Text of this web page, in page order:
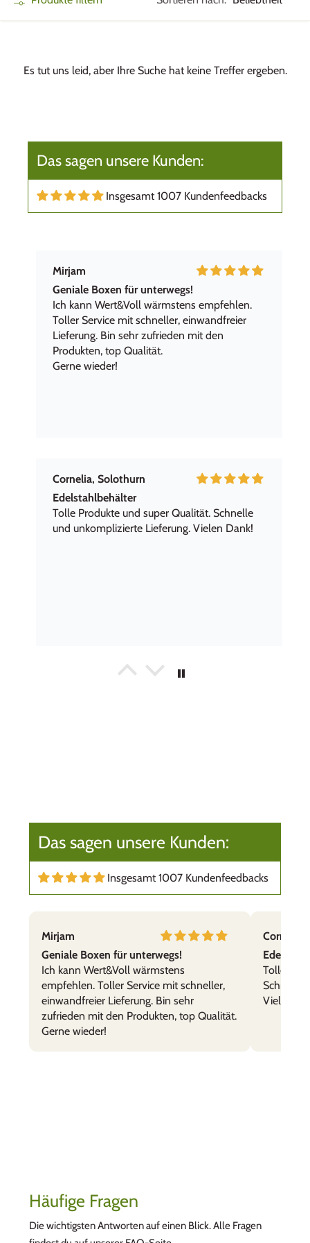
Es tut uns leid, aber Ihre Suche hat keine Treffer ergeben.
Das sagen unsere Kunden:
Insgesamt 1007 Kundenfeedbacks
Mirjam
Geniale Boxen für unterwegs!
Ich kann Wert&Voll wärmstens empfehlen.
Toller Service mit schneller, einwandfreier
Lieferung. Bin sehr zufrieden mit den
Produkten, top Qualität.
Gerne wieder!
Cornelia, Solothurn
Edelstahlbehälter
Tolle Produkte und super Qualität. Schnelle
und unkomplizierte Lieferung. Vielen Dank!
B.B.
Praktisch, leicht zu reinigen, bruchsicher. Daher
gerne im Gebrauch.
Wir benutzen sie als Schatzkiste, um Karten
und sonstige Erinnerungen von unseren
Kindern sicher und vor dem Regen geschützt
Das sagen unsere Kunden:
Insgesamt 1007 Kundenfeedbacks
Mirjam
Geniale Boxen für unterwegs!
Ich kann Wert&Voll wärmstens
empfehlen. Toller Service mit schneller,
einwandfreier Lieferung. Bin sehr
zufrieden mit den Produkten, top Qualität.
Gerne wieder!
Cornelia,
Tolle
Schnelle
Vielen
Häufige Fragen
Die wichtigsten Antworten auf einen Blick. Alle Fragen